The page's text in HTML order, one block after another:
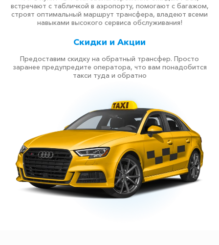
встречают с табличкой в аэропорту, помогают с багажом,
строят оптимальный маршрут трансфера, владеют всеми
навыками высокого сервиса обслуживания!
Скидки и Акции
Предоставим скидку на обратный трансфер. Просто
заранее предупредите оператора, что вам понадобится
такси туда и обратно